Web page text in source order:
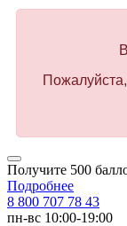
Получите 500
Подробнее
8 800 707 78 43
пн-вс 10:00-19:00